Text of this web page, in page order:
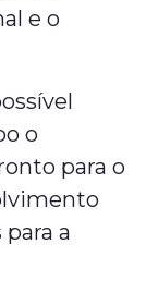
e o
o
para o
a